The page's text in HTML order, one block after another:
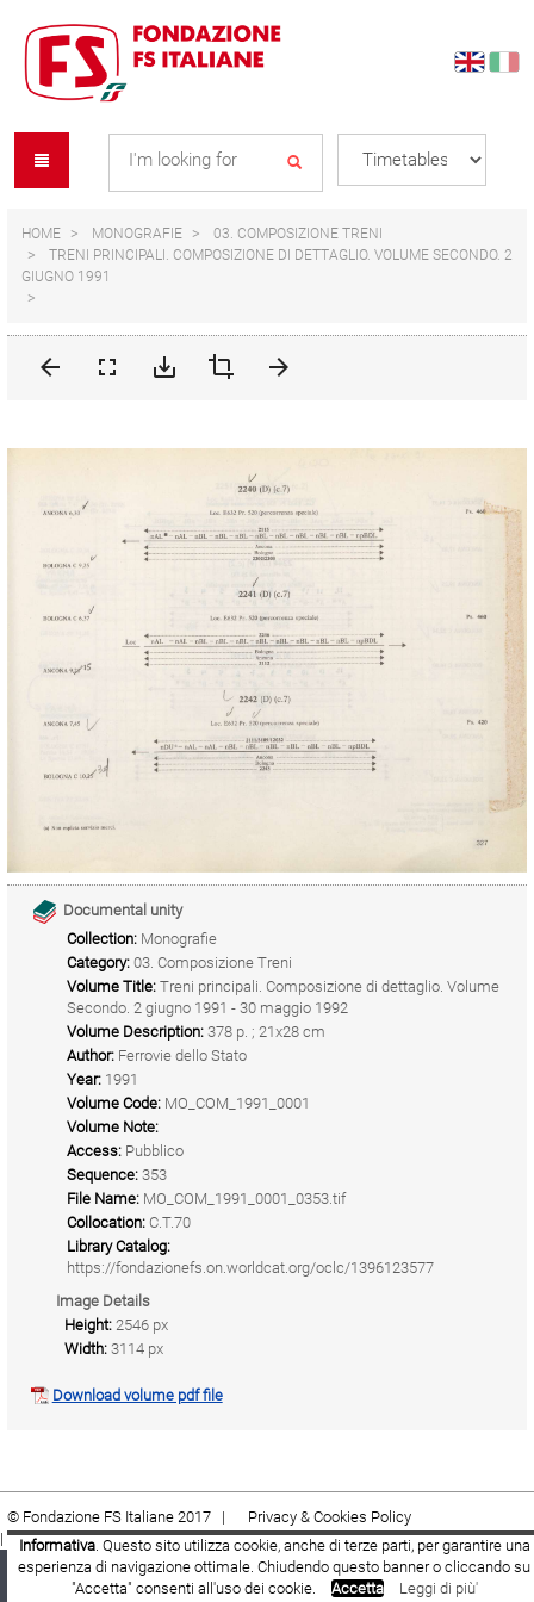
content
navigation
menu
HOME MONOGRAFIE
03. COMPOSIZIONE TRENI
TRENI PRINCIPALI. COMPOSIZIONE DI DETTAGLIO. VOLUME SECONDO. 2
GIUGNO 1991
Documental unity
Collection: Monografie
Category: 03. Composizione Treni
Volume Title: Treni principali. Composizione di dettaglio. Volume
Secondo. 2 giugno 1991 - 30 maggio 1992
Volume Description: 378 p. ; 21x28 cm
Author: Ferrovie dello Stato
Year: 1991
Volume Code: MO_COM_1991_0001
Volume Note:
Access: Pubblico
Sequence: 353
File Name: MO_COM_1991_0001_0353.tif
Collocation: C.T.70
Library Catalog:
https://fondazionefs.on.worldcat.org/oclc/1396123577
Image Details
Height: 2546 px
Width: 3114 px
Download volume pdf file
© Fondazione FS Italiane 2017 |
Privacy & Cookies Policy
|Cookie|Termini e condizioni
Informativa. Questo sito utilizza cookie, anche di terze parti, per garantire una
esperienza di navigazione ottimale. Chiudendo questo banner o cliccando su
"Accetta" consenti all'uso dei cookie.
Accetta Leggi di più'
Facebook
Youtube
Fondazione FS Italiane